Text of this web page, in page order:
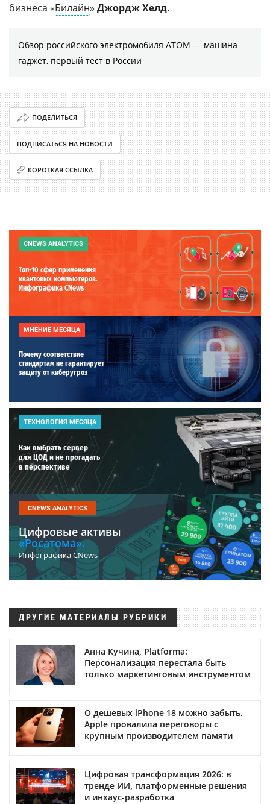
бизнеса «Билайн» Джордж Хелд.
Обзор российского электромобиля АТОМ — машина-
гаджет, первый тест в России
ПОДЕЛИТЬСЯ
ПОДПИСАТЬСЯ НА НОВОСТИ
КОРОТКАЯ ССЫЛКА
CNEWS ANALYTICS
Топ-10 сфер применения
квантовых компьютеров.
Инфографика CNews
МНЕНИЕ МЕСЯЦА
Почему соответствие
стандартам не гарантирует
защиту от киберугроз
ТЕХНОЛОГИЯ МЕСЯЦА
Как выбрать сервер
для ЦОД и не прогадать
в перспективе
CNEWS ANALYTICS
Цифровые активы
«Росатома».
Инфографика CNews
ДРУГИЕ МАТЕРИАЛЫ РУБРИКИ
Анна Кучина, Platforma:
Персонализация перестала быть
только маркетинговым инструментом
О дешевых iPhone 18 можно забыть.
Apple провалила переговоры с
крупным производителем памяти
Цифровая трансформация 2026: в
тренде ИИ, платформенные решения
и инхаус-разработка